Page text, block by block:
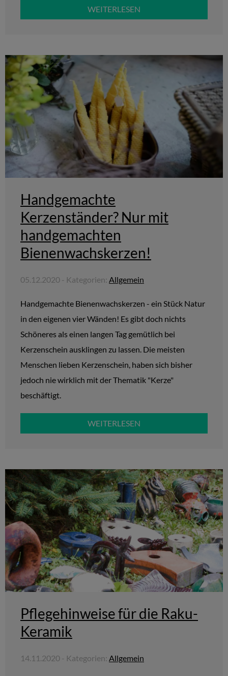
WEITERLESEN
Handgemachte
Kerzenständer? Nur mit
handgemachten
Bienenwachskerzen!
05.12.2020 - Kategorien: Allgemein
Handgemachte Bienenwachskerzen - ein Stück Natur
in den eigenen vier Wänden! Es gibt doch nichts
Schöneres als einen langen Tag gemütlich bei
Kerzenschein ausklingen zu lassen. Die meisten
Menschen lieben Kerzenschein, haben sich bisher
jedoch nie wirklich mit der Thematik "Kerze"
beschäftigt.
WEITERLESEN
Pflegehinweise für die Raku-
Keramik
14.11.2020 - Kategorien: Allgemein